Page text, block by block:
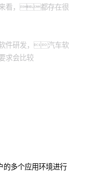
看，都存在很
件研发，汽车软
求会比较
多个应用环境进行